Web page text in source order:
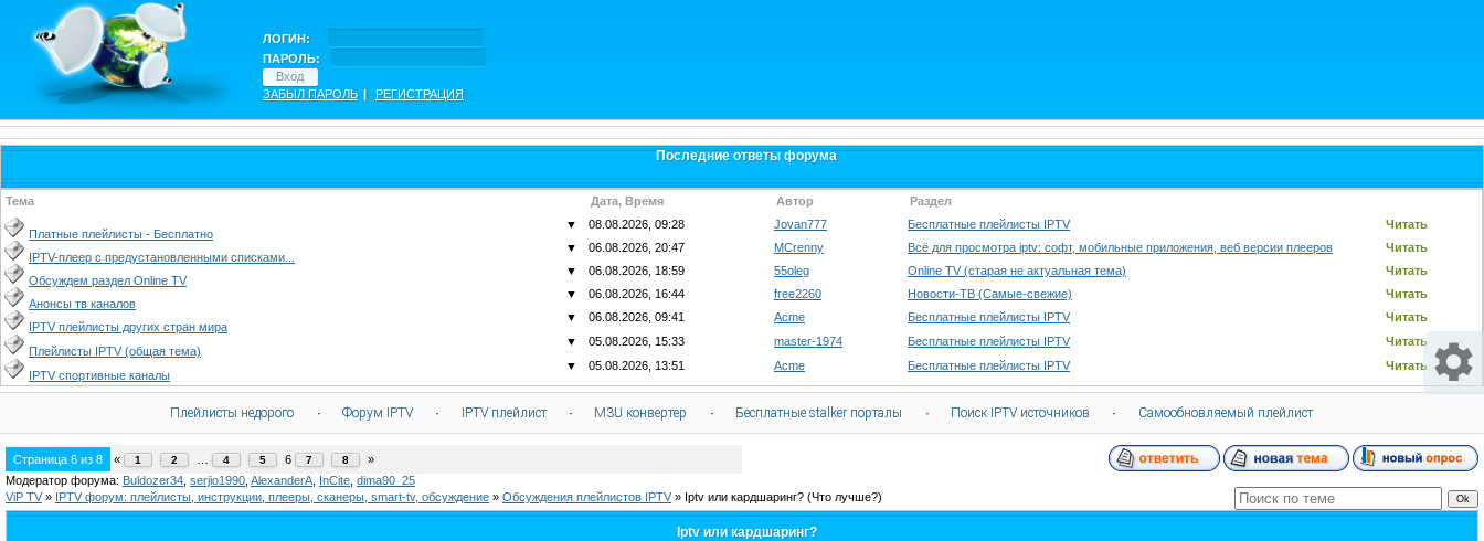
ЛОГИН:
ПАРОЛЬ:
ЗАБЫЛ ПАРОЛЬ | РЕГИСТРАЦИЯ
Последние ответы форума
Тема Дата, Время Автор Раздел
Платные плейлисты - Бесплатно
▼ 08.08.2026, 09:28 Jovan777 Бесплатные плейлисты IPTV Читать
IPTV-плеер с предустановленными списками...
▼ 06.08.2026, 20:47 MCrenny Всё для просмотра iptv: софт, мобильные приложения, веб версии плееров Читать
Обсуждем раздел Online TV
▼ 06.08.2026, 18:59 55oleg Online TV (старая не актуальная тема) Читать
Анонсы тв каналов
▼ 06.08.2026, 16:44 free2260 Новости-ТВ (Самые-свежие) Читать
IPTV плейлисты других стран мира
▼ 06.08.2026, 09:41 Acme Бесплатные плейлисты IPTV Читать
Плейлисты IPTV (общая тема)
▼ 05.08.2026, 15:33 master-1974 Бесплатные плейлисты IPTV Читать
IPTV спортивные каналы
▼ 05.08.2026, 13:51 Acme Бесплатные плейлисты IPTV Читать
Плейлисты недорого · Форум IPTV · IPTV плейлист · M3U конвертер · Бесплатные stalker порталы · Поиск IPTV источников · Самообновляемый плейлист
Страница 6 из 8 « 1 2 4 5 6 7 8
»
Модератор форума: Buldozer34 serjio1990 AlexanderA InCite dima90_25
ViP TV » IPTV форум: плейлисты, инструкции, плееры, сканеры, smart-tv, обсуждение » Обсуждения плейлистов IPTV » Iptv или кардшаринг? (Что лучше?)
Iptv или кардшаринг?